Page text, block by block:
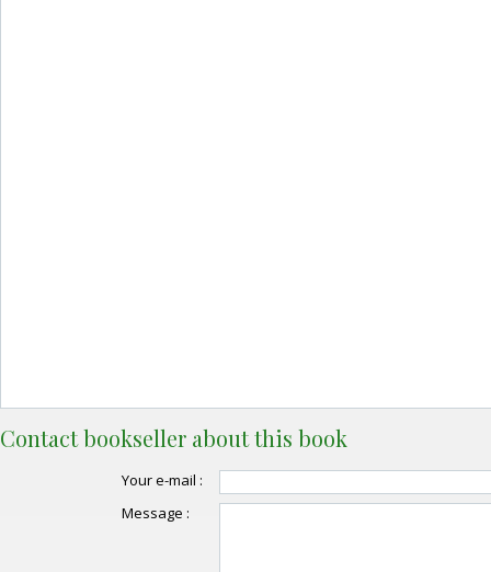
Contact bookseller about this book
Your e-mail :
Message :